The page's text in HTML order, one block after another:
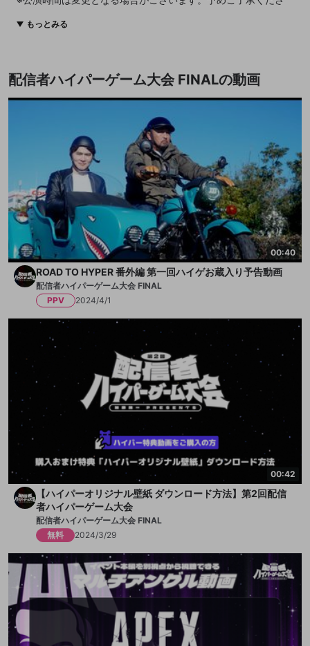
■出演者
＜リーダー＞
k4sen、SHAKA、もこう、じゃすぱー
＜プレイヤー＞(※五十音順)
あっさりしょこ、天月、伊織もえ、えなこ、おおえのたかゆ
き、おにや、かものはし、恭一郎、Killin9Hit、Gero、けんき、
こくじん、渋谷ハル、スタンミ、SPYGEA、すもも、そらる、
たいじ、ta1yo、蛇足、DJふぉい、はんじょう、布団ちゃん、
ボドカ(※1)、鈴木ノリアキ(※2)、MOTHER3(※1)、Clutch_Fi(※
2)、misaco、みゃこ、YamatoN、yunocy、ゆふな、ゆゆう
た、Euriece、よしなま、RaMu、rion、わいわい
(※1) SHAKA・ボドカ・MOTHER3の3名はDAY1フル出演、DAY
2一部のみ出演となります
(※2) 鈴木ノリアキ・Clutch_Fiは助っ人プレイヤーとしてDAY2
のみ出演となります
＜実況解説＞
OooDa、岸大河、平岩康佑、石田晴香(アシスタントMC)
＜ゲストプレイヤー＞
関優太、赤見かるび、ありけん、ありさか、ごきげんななめち
ゃん、ちくのぼ、つわはす、ドンピシャ(三人称）、ハセシン、
春茶、柊ツルギ、まさのりch、他
※ゲストプレイヤーは原則オンライン参加ですが、
関優太のみ、両日オフラインで参加いたします。
※出演者は変更となる場合がございます。予めご了承くださ
もっとみる
配信者ハイパーゲーム大会 FINALの動画
00:40
ROAD TO HYPER 番外編 第一回ハイゲお蔵入り予告動画
配信者ハイパーゲーム大会 FINAL
PPV
2024/4/1
00:42
【ハイパーオリジナル壁紙 ダウンロード方法】第2回配信
者ハイパーゲーム大会
配信者ハイパーゲーム大会 FINAL
無料
2024/3/29